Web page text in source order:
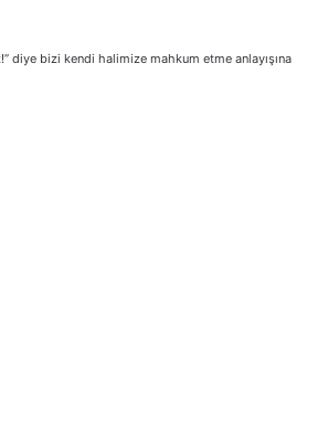
diye bizi kendi halimize mahkum etme anlayışına